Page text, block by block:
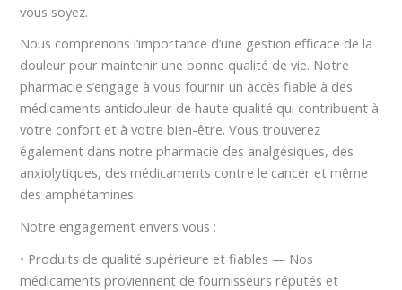
vous soyez.
Nous comprenons l’importance d’une gestion efficace de la
douleur pour maintenir une bonne qualité de vie. Notre
pharmacie s’engage à vous fournir un accès fiable à des
médicaments antidouleur de haute qualité qui contribuent à
votre confort et à votre bien-être. Vous trouverez
également dans notre pharmacie des analgésiques, des
anxiolytiques, des médicaments contre le cancer et même
des amphétamines.
Notre engagement envers vous :
• Produits de qualité supérieure et fiables — Nos
médicaments proviennent de fournisseurs réputés et